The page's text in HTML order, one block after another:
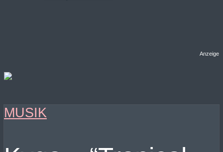
Anzeige
MUSIK